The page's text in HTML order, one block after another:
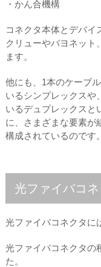
・かん合機構
コネクタ本体とデバイ
クリューやバヨネット
ます。
他にも、1本のケーブ
いるシンプレックスや
いるデュプレックスと
に、さまざまな要素が
構成されているのです。
光ファイバコ
光ファイバコネクタ
光ファイバコネクタの
た。